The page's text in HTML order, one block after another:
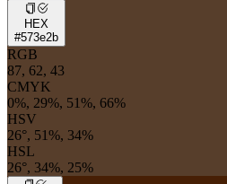
HEX
#573e2b
RGB
87, 62, 43
CMYK
0%, 29%, 51%, 66%
HSV
26°, 51%, 34%
HSL
26°, 34%, 25%